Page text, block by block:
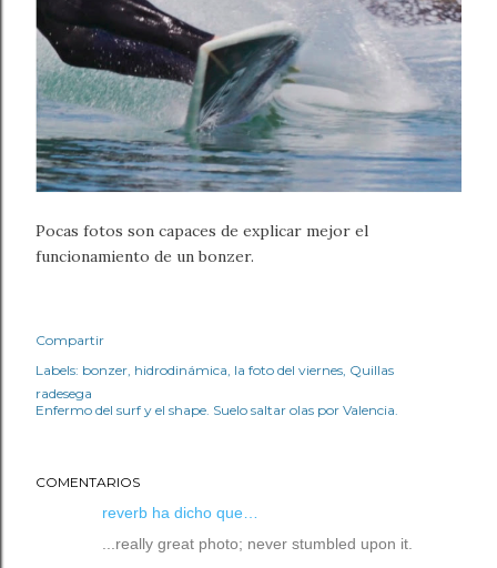
Pocas fotos son capaces de explicar mejor el
funcionamiento de un bonzer.
Compartir
Labels: bonzer hidrodinámica la foto del viernes Quillas
radesega
Enfermo del surf y el shape. Suelo saltar olas por Valencia.
COMENTARIOS
reverb ha dicho que…
...really great photo; never stumbled upon it.